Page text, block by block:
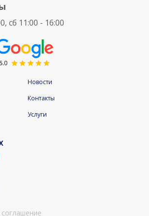
сб 11:00 - 16:00
Новости
Контакты
Услуги